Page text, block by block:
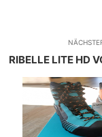
RIBELLE LITE HD